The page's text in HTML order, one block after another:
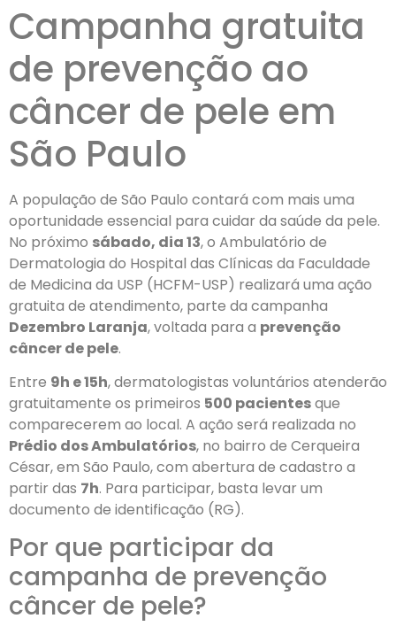
Campanha gratuita
de prevenção ao
câncer de pele em
São Paulo
A população de São Paulo contará com mais uma
oportunidade essencial para cuidar da saúde da pele.
No próximo sábado, dia 13, o Ambulatório de
Dermatologia do Hospital das Clínicas da Faculdade
de Medicina da USP (HCFM-USP) realizará uma ação
gratuita de atendimento, parte da campanha
Dezembro Laranja, voltada para a prevenção
câncer de pele.
Entre 9h e 15h, dermatologistas voluntários atenderão
gratuitamente os primeiros 500 pacientesque
comparecerem ao local. A ação será realizada no
Prédio dos Ambulatórios, no bairro de Cerqueira
César, em São Paulo, com abertura de cadastro a
partir das 7h. Para participar, basta levar um
documento de identificação (RG).
Por que participar da
campanha de prevenção
câncer de pele?